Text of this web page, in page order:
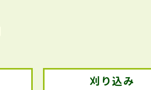
刈り込み